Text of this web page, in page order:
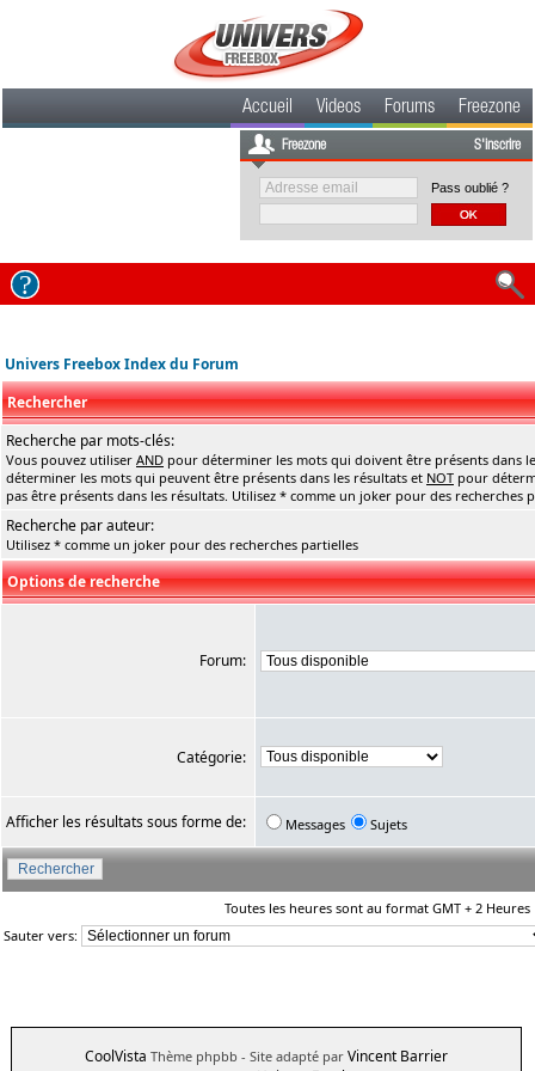
Accueil Videos Forums Freezone
Freezone S'inscrire
Pass oublié ?
Univers Freebox Index du Forum
Rechercher
Recherche par mots-clés:
Vous pouvez utiliser AND pour déterminer les mots qui doivent être présents dans
déterminer les mots qui peuvent être présents dans les résultats et NOT pour
pas être présents dans les résultats. Utilisez * comme un joker pour des recherches
Recherche par auteur:
Utilisez * comme un joker pour des recherches partielles
Options de recherche
Forum:
Catégorie:
Afficher les résultats sous forme de: Messages Sujets
Toutes les heures sont au format GMT + 2 Heures
Sauter vers:
CoolVista Thème phpbb - Site adapté par Vincent Barrier